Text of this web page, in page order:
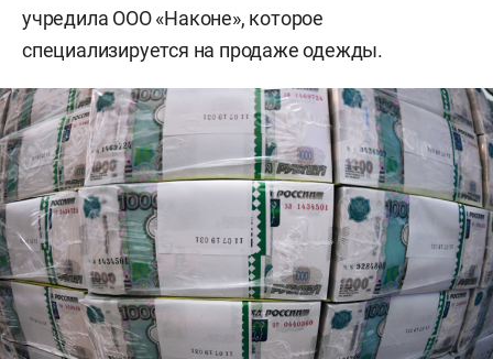
учредила ООО «Наконе», которое
специализируется на продаже одежды.